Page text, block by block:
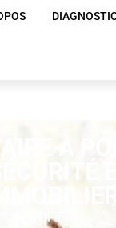
À
CERTIFIÉS